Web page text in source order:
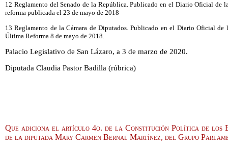
12 Reglamento del Senado de la República. Publicado en el Diario Oficial de
reforma publicada el 23 de mayo de 2018
13 Reglamento de la Cámara de Diputados. Publicado en el Diario Oficial
Última Reforma 8 de mayo de 2018.
Palacio Legislativo de San Lázaro, a 3 de marzo de 2020.
Diputada Claudia Pastor Badilla (rúbrica)
Que adiciona el artículo 4o. de la Constitución Política de los
de la diputada Mary Carmen Bernal Martínez, del Grupo